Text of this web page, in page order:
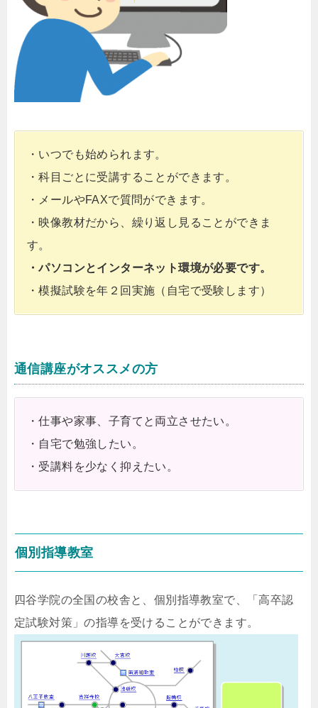
・いつでも始められます。
・科目ごとに受講することができます。
・メールやFAXで質問ができます。
・映像教材だから、繰り返し見ることができま
す。
・パソコンとインターネット環境が必要です。
・模擬試験を年２回実施（自宅で受験します）
通信講座がオススメの方
・仕事や家事、子育てと両立させたい。
・自宅で勉強したい。
・受講料を少なく抑えたい。
個別指導教室
四谷学院の全国の校舎と、個別指導教室で、「高卒認
定試験対策」の指導を受けることができます。